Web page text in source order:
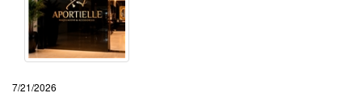
7/21/2026